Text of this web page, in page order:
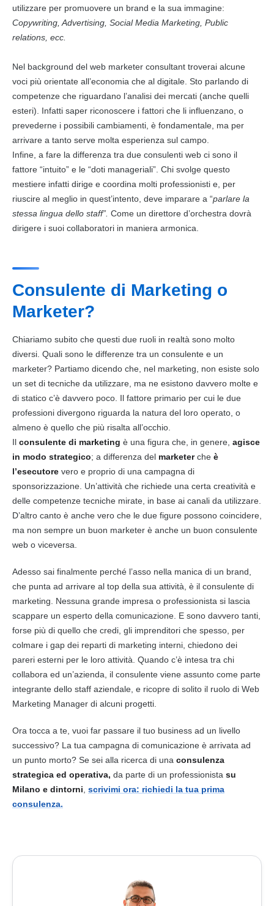
utilizzare per promuovere un brand e la sua immagine:
Copywriting, Advertising, Social Media Marketing , Public
relations, ecc.
Nel background del web marketer consultant troverai alcune
voci più orientate all’economia che al digitale . Sto parlando di
competenze che riguardano l’analisi dei mercati (anche quelli
esteri). Infatti saper riconoscere i fattori che li influenzano, o
prevederne i possibili cambiamenti, è fondamentale, ma per
arrivare a tanto serve molta esperienza sul campo.
Infine, a fare la differenza tra due consulenti web ci sono il
fattore “intuito” e le “doti manageriali”. Chi svolge questo
mestiere infatti dirige e coordina molti professionisti e, per
riuscire al meglio in quest’intento, deve imparare a “parlare la
stessa lingua dello staff”. Come un direttore d’orchestra dovrà
dirigere i suoi collaboratori in maniera armonica.
Consulente di Marketing o
Marketer?
Chiariamo subito che questi due ruoli in realtà sono molto
diversi. Quali sono le differenze tra un consulente e un
marketer? Partiamo dicendo che, nel marketing , non esiste solo
un set di tecniche da utilizzare, ma ne esistono davvero molte e
di statico c’è davvero poco. Il fattore primario per cui le due
professioni divergono riguarda la natura del loro operato, o
almeno è quello che più risalta all’occhio.
Il consulente di marketing è una figura che, in genere, agisce
in modo strategico; a differenza del marketerche è
l’esecutore vero e proprio di una campagna di
sponsorizzazione. Un’attività che richiede una certa creatività e
delle competenze tecniche mirate, in base ai canali da utilizzare.
D’altro canto è anche vero che le due figure possono coincidere,
ma non sempre un buon marketer è anche un buon consulente
web o viceversa.
Adesso sai finalmente perché l’asso nella manica di un brand,
che punta ad arrivare al top della sua attività, è il consulente di
marketing . Nessuna grande impresa o professionista si lascia
scappare un esperto della comunicazione. E sono davvero tanti,
forse più di quello che credi, gli imprenditori che spesso, per
colmare i gap dei reparti di marketing interni, chiedono dei
pareri esterni per le loro attività. Quando c’è intesa tra chi
collabora ed un’azienda, il consulente viene assunto come parte
integrante dello staff aziendale, e ricopre di solito il ruolo di Web
Marketing Manager di alcuni progetti.
Ora tocca a te, vuoi far passare il tuo business ad un livello
successivo? La tua campagna di comunicazione è arrivata ad
un punto morto? Se sei alla ricerca di una consulenza
strategica ed operativa, da parte di un professionista su
Milano e dintorni scrivimi ora: richiedi la tua prima
consulenza.